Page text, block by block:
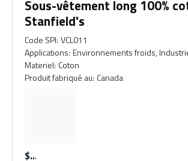
Sous-vêtement long 100%
Stanfield's
Code SPI: VCL011
Applications: Environnements froids,
Materiel: Coton
Produit fabriqué au: Canada
$